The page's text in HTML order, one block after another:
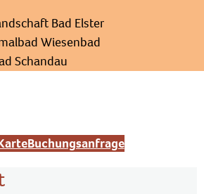
Buchungsanfrage